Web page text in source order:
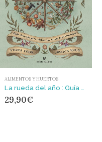
ALIMENTOS Y HUERTOS
La rueda del año : Guía ilustrada para celebrar los ritmos de la naturaleza
29,90€